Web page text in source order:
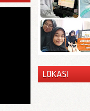
LOKASI